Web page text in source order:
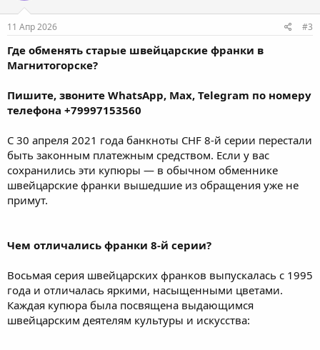
11 Апр 2026 #3
Где обменять старые швейцарские франки в
Магнитогорске?
Пишите, звоните WhatsApp, Max, Telegram по номеру
телефона +79997153560
С 30 апреля 2021 года банкноты CHF 8-й серии перестали
быть законным платежным средством. Если у вас
сохранились эти купюры — в обычном обменнике
швейцарские франки вышедшие из обращения уже не
примут.
Чем отличались франки 8-й серии?
Восьмая серия швейцарских франков выпускалась с 1995
года и отличалась яркими, насыщенными цветами.
Каждая купюра была посвящена выдающимся
швейцарским деятелям культуры и искусства: